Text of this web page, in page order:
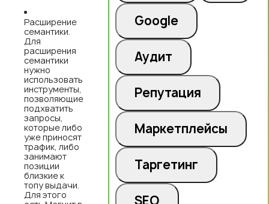
Google
Аудит
Репутация
Маркетплейсы
Таргетинг
Расширение
семантики.
Для
расширения
семантики
нужно
использовать
инструменты,
позволяющие
подхватить
запросы,
которые либо
уже приносят
трафик, либо
занимают
позиции
близкие к
топу выдачи.
Для этого